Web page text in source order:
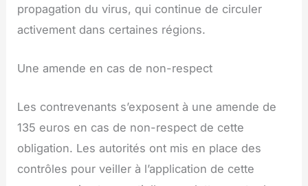
propagation du virus, qui continue de circuler
activement dans certaines régions.
Une amende en cas de non-respect
Les contrevenants s’exposent à une amende de
135 euros en cas de non-respect de cette
obligation. Les autorités ont mis en place des
contrôles pour veiller à l’application de cette